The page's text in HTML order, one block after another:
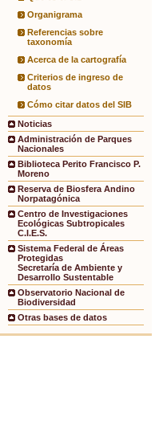
Organigrama
Referencias sobre
taxonomía
Acerca de la cartografía
Criterios de ingreso de
datos
Cómo citar datos del SIB
Noticias
Administración de Parques
Nacionales
Biblioteca Perito Francisco P.
Moreno
Reserva de Biosfera Andino
Norpatagónica
Centro de Investigaciones
Ecológicas Subtropicales
C.I.E.S.
Sistema Federal de Áreas
Protegidas
Secretaría de Ambiente y
Desarrollo Sustentable
Observatorio Nacional de
Biodiversidad
Otras bases de datos